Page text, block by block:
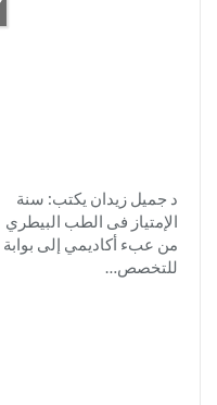
د جميل زيدان يكتب: سنة
الإمتياز فى الطب البيطري
من عبء أكاديمي إلى بوابة
للتخصص…